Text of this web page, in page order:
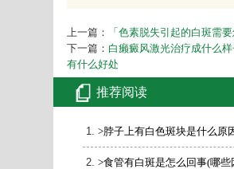
上一篇：
「色素脱失引起的白斑需
下一篇： 白癞癜风激光治疗成什么
有什么好处
推荐阅读
>脖子上有白色斑块是什么原
>食管有白斑是怎么回事(哪些